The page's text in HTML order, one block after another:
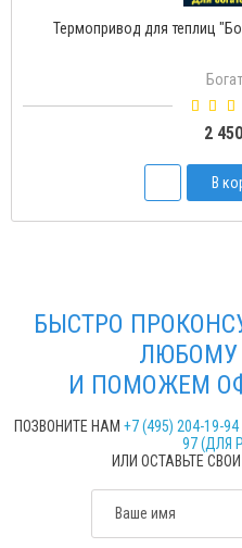
Термопривод для теплиц
2
В
БЫСТРО
ЛЮБОМУ
И ПОМОЖЕМ
ПОЗВОНИТЕ НАМ +7 (495) 204-19-94
97 (ДЛЯ
ИЛИ ОСТАВЬТЕ
Ваше имя